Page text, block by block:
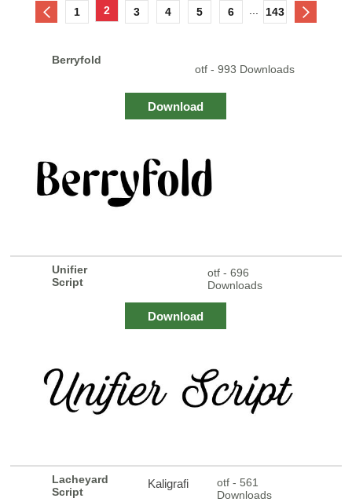
1 2 3 4 5 6 143
Berryfold
otf - 993 Downloads
Download
Unifier
Script
otf - 696
Downloads
Download
Lacheyard
Script
Kaligrafi
otf - 561
Downloads